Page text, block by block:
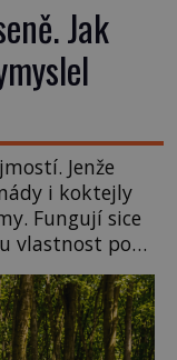
Jak
Jenže
i koktejly
Fungují sice
vlastnost po
travnatou
přivede
náustků k
celém […]